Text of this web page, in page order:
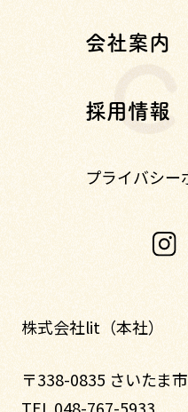
会社案内
採用情報
プライバシー
株式会社lit（本社）
〒338-0835 さいたま